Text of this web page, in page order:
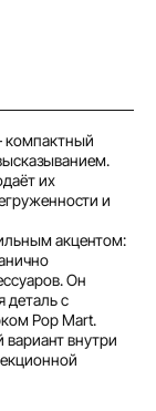
их
и
акцентом:
Он
деталь с
Pop Mart.
вариант внутри
покупки
— тремя
Через
6 недель
25%